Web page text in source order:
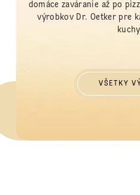
domáce zaváranie až po
výrobkov Dr. Oetker pre
VŠETKY